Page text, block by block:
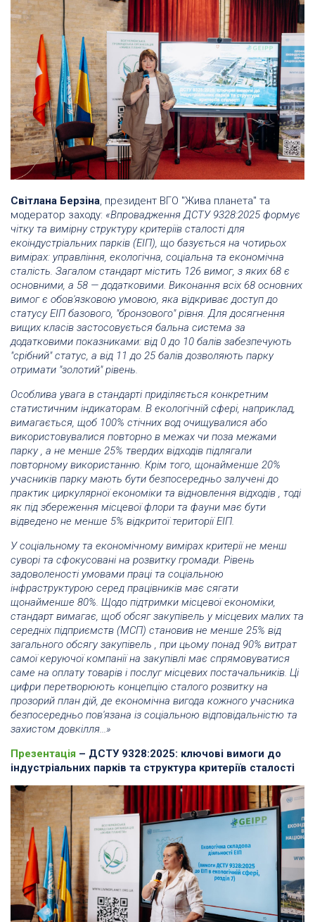
Світлана Берзіна, президент ВГО "Жива планета" та
модератор заходу: «Впровадження ДСТУ 9328:2025 формує
чітку та вимірну структуру критеріїв сталості для
екоіндустріальних парків (ЕІП), що базується на чотирьох
вимірах: управління, екологічна, соціальна та економічна
сталість. Загалом стандарт містить 126 вимог, з яких 68 є
основними, а 58 — додатковими. Виконання всіх 68 основних
вимог є обов'язковою умовою, яка відкриває доступ до
статусу ЕІП базового, "бронзового" рівня. Для досягнення
вищих класів застосовується бальна система за
додатковими показниками: від 0 до 10 балів забезпечують
"срібний" статус, а від 11 до 25 балів дозволяють парку
отримати "золотий" рівень.
Особлива увага в стандарті приділяється конкретним
статистичним індикаторам. В екологічній сфері, наприклад,
вимагається, щоб 100% стічних вод очищувалися або
використовувалися повторно в межах чи поза межами
парку , а не менше 25% твердих відходів підлягали
повторному використанню. Крім того, щонайменше 20%
учасників парку мають бути безпосередньо залучені до
практик циркулярної економіки та відновлення відходів , тоді
як під збереження місцевої флори та фауни має бути
відведено не менше 5% відкритої території ЕІП.
У соціальному та економічному вимірах критерії не менш
суворі та сфокусовані на розвитку громади. Рівень
задоволеності умовами праці та соціальною
інфраструктурою серед працівників має сягати
щонайменше 80%. Щодо підтримки місцевої економіки,
стандарт вимагає, щоб обсяг закупівель у місцевих малих та
середніх підприємств (МСП) становив не менше 25% від
загального обсягу закупівель , при цьому понад 90% витрат
самої керуючої компанії на закупівлі має спрямовуватися
саме на оплату товарів і послуг місцевих постачальників. Ці
цифри перетворюють концепцію сталого розвитку на
прозорий план дій, де економічна вигода кожного учасника
безпосередньо пов'язана із соціальною відповідальністю та
захистом довкілля...»
Презентація – ДСТУ 9328:2025: ключові вимоги до
індустріальних парків та структура критеріїв сталості